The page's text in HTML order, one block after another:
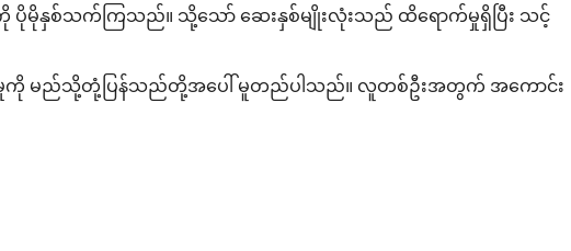
ပိုမိုနှစ်သက်ကြသည်။ သို့သော် ဆေးနှစ်မျိုးလုံးသည် ထိရောက်မှုရှိပြီး သင့်
က ကုသမှုကို မည်သို့တုံ့ပြန်သည်တို့အပေါ် မူတည်ပါသည်။ လူတစ်ဦးအတွက် အကောင်း